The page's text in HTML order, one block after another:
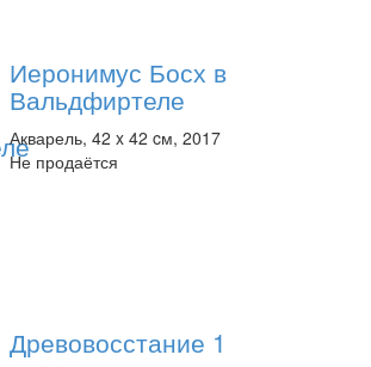
Иеронимус Босх в
Вальдфиртеле
Акварель, 42 x 42 cм, 2017
Не продаётся
Древовосстание 1